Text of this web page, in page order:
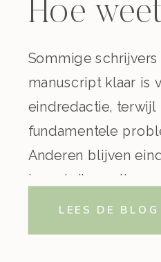
Sommige
manuscript klaar is
eindredactie, terwijl
fundamentele
Anderen blijven
herschrijven uit
ze juist baat
LEES DE BLOG